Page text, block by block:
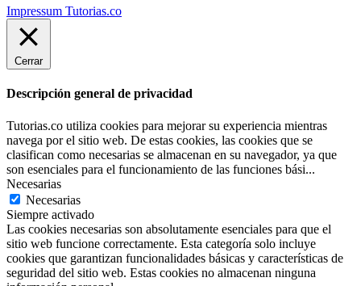
Impressum Tutorias.co
Cerrar
Descripción general de privacidad
Tutorias.co utiliza cookies para mejorar su experiencia mientras
navega por el sitio web. De estas cookies, las cookies que se
clasifican como necesarias se almacenan en su navegador, ya que
son esenciales para el funcionamiento de las funciones bási...
Necesarias
Necesarias
Siempre activado
Las cookies necesarias son absolutamente esenciales para que el
sitio web funcione correctamente. Esta categoría solo incluye
cookies que garantizan funcionalidades básicas y características de
seguridad del sitio web. Estas cookies no almacenan ninguna